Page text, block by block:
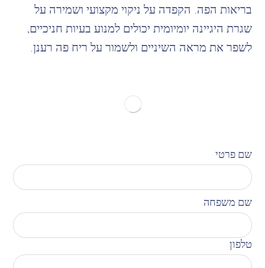
בריאות הפה. הקפדה על ניקוי מקצועי ושמירה על
שגרת היגיינה יומיומית יכולים למנוע בעיות חניכיים,
לשפר את מראה השיניים ולשמור על ריח פה רענן.
שם פרטי
שם משפחה
טלפון